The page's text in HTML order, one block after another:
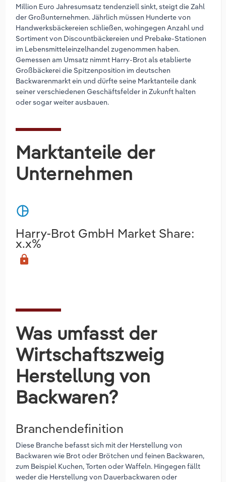
Million Euro Jahresumsatz tendenziell sinkt, steigt die Zahl
der Großunternehmen. Jährlich müssen Hunderte von
Handwerksbäckereien schließen, wohingegen Anzahl und
Sortiment von Discountbäckereien und Prebake-Stationen
im Lebensmitteleinzelhandel zugenommen haben.
Gemessen am Umsatz nimmt Harry-Brot als etablierte
Großbäckerei die Spitzenposition im deutschen
Backwarenmarkt ein und dürfte seine Marktanteile dank
seiner verschiedenen Geschäftsfelder in Zukunft halten
oder sogar weiter ausbauen.
Marktanteile der
Unternehmen
pie_chart
Harry-Brot GmbH Market Share:
x.x%
lock
Was umfasst der
Wirtschaftszweig
Herstellung von
Backwaren?
Branchendefinition
Diese Branche befasst sich mit der Herstellung von
Backwaren wie Brot oder Brötchen und feinen Backwaren,
zum Beispiel Kuchen, Torten oder Waffeln. Hingegen fällt
weder die Herstellung von Dauerbackwaren oder